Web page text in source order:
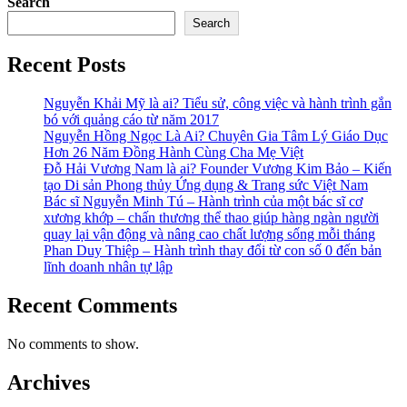
Search
Recent Posts
Nguyễn Khải Mỹ là ai? Tiểu sử, công việc và hành trình gắn
bó với quảng cáo từ năm 2017
Nguyễn Hồng Ngọc Là Ai? Chuyên Gia Tâm Lý Giáo Dục
Hơn 26 Năm Đồng Hành Cùng Cha Mẹ Việt
Đỗ Hải Vương Nam là ai? Founder Vương Kim Bảo – Kiến
tạo Di sản Phong thủy Ứng dụng & Trang sức Việt Nam
Bác sĩ Nguyễn Minh Tú – Hành trình của một bác sĩ cơ
xương khớp – chấn thương thể thao giúp hàng ngàn người
quay lại vận động và nâng cao chất lượng sống mỗi tháng
Phan Duy Thiệp – Hành trình thay đổi từ con số 0 đến bản
lĩnh doanh nhân tự lập
Recent Comments
No comments to show.
Archives